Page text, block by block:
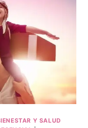
Y SALUD